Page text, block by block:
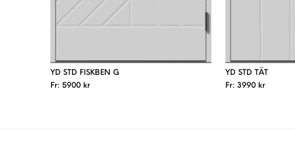
YD STD FISKBEN G
Fr: 5900 kr
YD STD TÄT
Fr: 3990 kr